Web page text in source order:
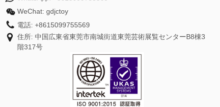
WeChat: gdjctoy
電話: +8615099755569
住所: 中国広東省東莞市南城街道東莞芸術展覧センターB8棟3
階317号